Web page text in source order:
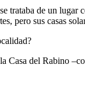
de un
pero sus casas
Casa del Rabino